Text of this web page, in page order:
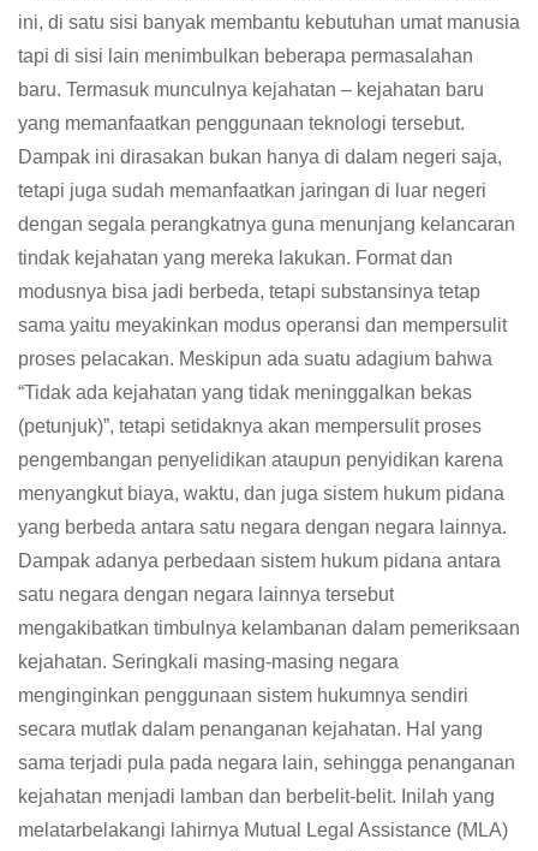
ini, di satu sisi banyak membantu kebutuhan umat manusia
tapi di sisi lain menimbulkan beberapa permasalahan
baru. Termasuk munculnya kejahatan – kejahatan baru
yang memanfaatkan penggunaan teknologi tersebut.
Dampak ini dirasakan bukan hanya di dalam negeri saja,
tetapi juga sudah memanfaatkan jaringan di luar negeri
dengan segala perangkatnya guna menunjang kelancaran
tindak kejahatan yang mereka lakukan. Format dan
modusnya bisa jadi berbeda, tetapi substansinya tetap
sama yaitu meyakinkan modus operansi dan mempersulit
proses pelacakan. Meskipun ada suatu adagium bahwa
“Tidak ada kejahatan yang tidak meninggalkan bekas
(petunjuk)”, tetapi setidaknya akan mempersulit proses
pengembangan penyelidikan ataupun penyidikan karena
menyangkut biaya, waktu, dan juga sistem hukum pidana
yang berbeda antara satu negara dengan negara lainnya.
Dampak adanya perbedaan sistem hukum pidana antara
satu negara dengan negara lainnya tersebut
mengakibatkan timbulnya kelambanan dalam pemeriksaan
kejahatan. Seringkali masing-masing negara
menginginkan penggunaan sistem hukumnya sendiri
secara mutlak dalam penanganan kejahatan. Hal yang
sama terjadi pula pada negara lain, sehingga penanganan
kejahatan menjadi lamban dan berbelit-belit. Inilah yang
melatarbelakangi lahirnya Mutual Legal Assistance (MLA)